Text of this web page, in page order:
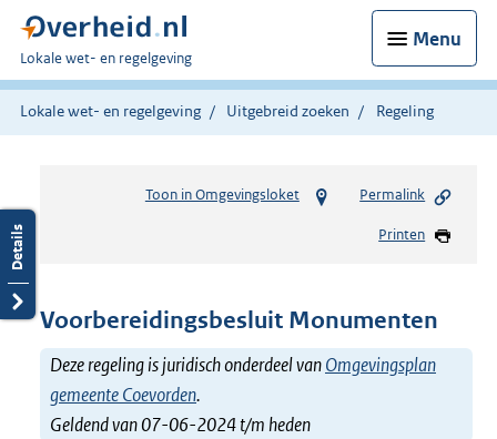
Menu
U
bent
hier:
Lokale wet- en regelgeving
Lokale wet- en regelgeving Uitgebreid zoeken Regeling
Toon in Omgevingsloket Permalink
Printen
Voorbereidingsbesluit Monumenten
Deze regeling is juridisch onderdeel vanOmgevingsplan
gemeente Coevorden.
Geldend van 07-06-2024 t/m heden